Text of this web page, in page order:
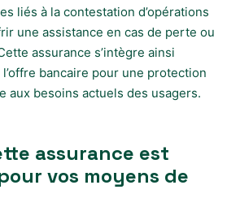
liés à la contestation d’opérations
une assistance en cas de perte ou
assurance s’intègre ainsi
bancaire pour une protection
aux besoins actuels des usagers.
assurance est
vos moyens de